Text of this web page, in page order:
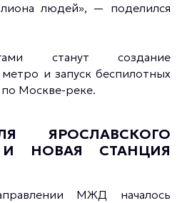
людей», — поделился
станут создание
и запуск беспилотных
Москве-реке.
ЯРОСЛАВСКОГО
И НОВАЯ СТАНЦИЯ
МЖД началось